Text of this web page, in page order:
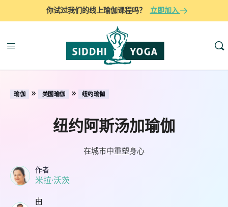
你试过我们的线上瑜伽课程吗？ 立即加入
瑜伽 » 美国瑜伽 » 纽约瑜伽
纽约阿斯汤加瑜伽
在城市中重塑身心
作者
米拉·沃茨
由